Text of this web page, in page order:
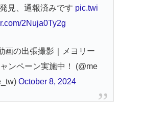
見、通報済みです pic.twi
2Nuja0Ty2g
画の出張撮影｜メヨリー
ャンペーン実施中！ (@me
October 8, 2024